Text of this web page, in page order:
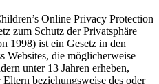
Online Privacy Protection
zum Schutz der Privatsphäre
1998) ist ein Gesetz in den
Websites, die möglicherweise
unter 13 Jahren erheben,
beziehungsweise des oder